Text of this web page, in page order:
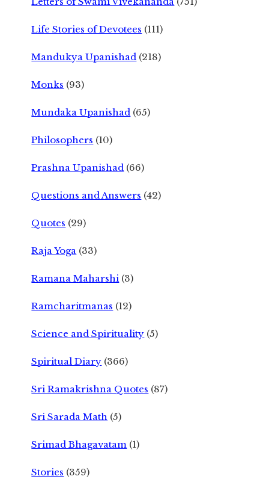
Life Stories of Devotees (111)
Mandukya Upanishad (218)
Monks (93)
Mundaka Upanishad (65)
Philosophers (10)
Prashna Upanishad (66)
Questions and Answers (42)
Quotes (29)
Raja Yoga (33)
Ramana Maharshi (3)
Ramcharitmanas (12)
Science and Spirituality (5)
Spiritual Diary (366)
Sri Ramakrishna Quotes (87)
Sri Sarada Math (5)
Srimad Bhagavatam (1)
Stories (359)